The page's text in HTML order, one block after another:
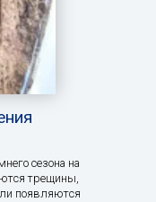
сезона на
трещины,
появляются